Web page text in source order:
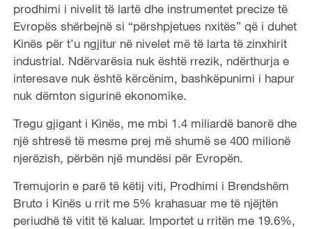
prodhimi i nivelit të lartë dhe instrumentet precize të
Evropës shërbejnë si “përshpjetues nxitës” që i duhet
Kinës për t’u ngjitur në nivelet më të larta të zinxhirit
industrial. Ndërvarësia nuk është rrezik, ndërthurja e
interesave nuk është kërcënim, bashkëpunimi i hapur
nuk dëmton sigurinë ekonomike.
Tregu gjigant i Kinës, me mbi 1.4 miliardë banorë dhe
një shtresë të mesme prej më shumë se 400 milionë
njerëzish, përbën një mundësi për Evropën.
Tremujorin e parë të këtij viti, Prodhimi i Brendshëm
Bruto i Kinës u rrit me 5% krahasuar me të njëjtën
periudhë të vitit të kaluar. Importet u rritën me 19.6%,